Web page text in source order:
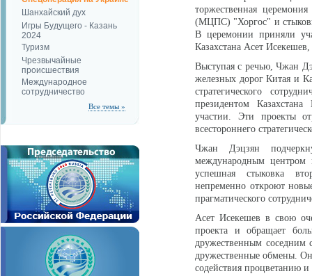
Шанхайский дух
Игры Будущего - Казань
2024
Туризм
Чрезвычайные
происшествия
Международное
сотрудничество
Все темы »
торжественная
(МЦПС) "Хоргос" и
В церемонии приняли
Казахстана Асет
Выступая с речью, Чжан
железных дорог Китая и
стратегического
президентом
участии. Эти проекты
всестороннего
Чжан Дэцзян
международным центром
успешная стыковка
непременно откроют
прагматического
Асет Исекешев в свою
проекта и обращает
дружественным соседним
дружественные обмены.
содействия процветанию